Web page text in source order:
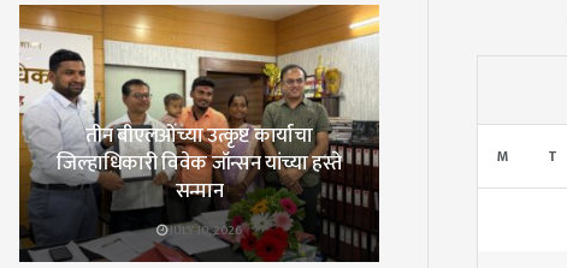
तीन बीएलओंच्या उत्कृष्ट कार्याचा
जिल्हाधिकारी विवेक जॉन्सन यांच्या हस्ते
सन्मान
JULY 10, 2026
M T